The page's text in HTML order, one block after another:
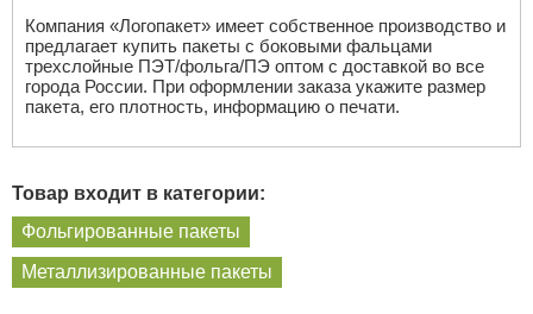
Компания «Логопакет» имеет собственное производство и
предлагает купить пакеты с боковыми фальцами
трехслойные ПЭТ/фольга/ПЭ оптом с доставкой во все
города России. При оформлении заказа укажите размер
пакета, его плотность, информацию о печати.
Товар входит в категории:
Фольгированные пакеты
Металлизированные пакеты